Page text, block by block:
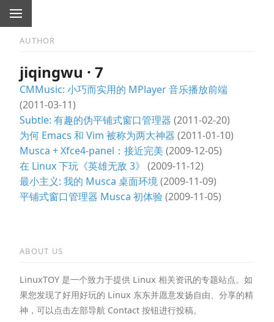
AUTHOR
jiqingwu · 7
CMMusic: 小巧而实用的 MPlayer 音乐播放前端
(2011-03-11)
Subtle: 有趣的伪平铺式窗口管理器 (2011-02-20)
为何 Emacs 和 Vim 被称为两大神器 (2011-01-10)
Musca + Xfce4-panel：接近完美 (2009-12-05)
在 Linux 下玩《英雄无敌 3》 (2009-11-12)
最小主义: 我的 Musca 桌面环境(2009-11-09)
平铺式窗口管理器 Musca 初体验 (2009-11-05)
ABOUT US
LinuxTOY 是一个致力于提供 Linux 相关资讯的专题站点。如
果您发现了好用好玩的 Linux 东东并愿意发扬自由、分享的精
神，可以点击左部导航 Contact 按钮进行投稿。